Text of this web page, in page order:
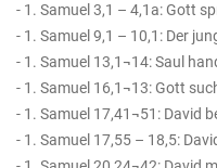
- 1. Samuel 3,1 – 4,1a: Gott
- 1. Samuel 9,1 – 10,1: Der
- 1. Samuel 13,1¬14: Saul
- 1. Samuel 16,1¬13: Gott
- 1. Samuel 17,41¬51: David
- 1. Samuel 17,55 – 18,5: